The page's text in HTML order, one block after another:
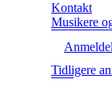
Kontakt
Musikere
Tidligere